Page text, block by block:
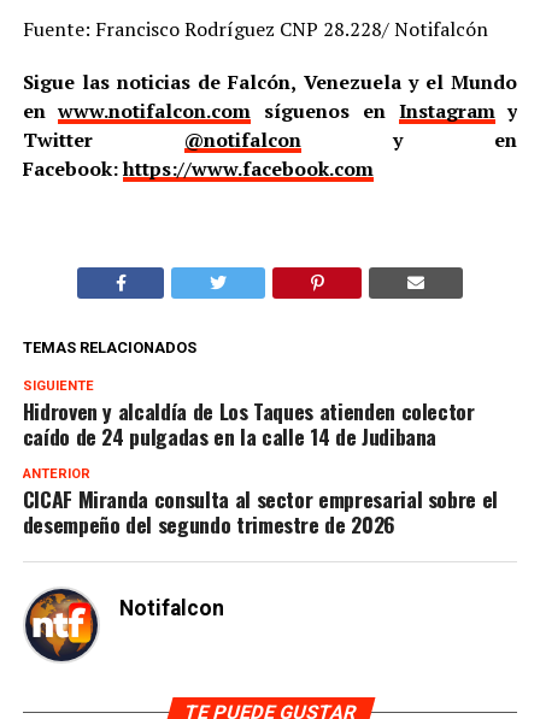
Fuente: Francisco Rodríguez CNP 28.228/ Notifalcón
Sigue las noticias de Falcón, Venezuela y el Mundo
enwww.notifalcon.com síguenos en Instagramy
Twitter @notifalcony en
Facebook:https://www.facebook.com
TEMAS RELACIONADOS
SIGUIENTE
Hidroven y alcaldía de Los Taques atienden colector
caído de 24 pulgadas en la calle 14 de Judibana
ANTERIOR
CICAF Miranda consulta al sector empresarial sobre el
desempeño del segundo trimestre de 2026
Notifalcon
TE PUEDE GUSTAR